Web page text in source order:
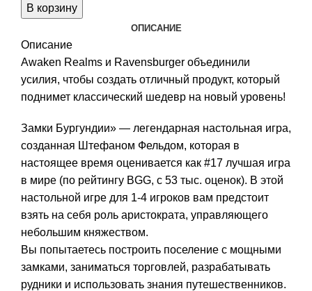
of
Pledges
В корзину
ОПИСАНИЕ
Описание
Awaken Realms и Ravensburger объединили
усилия, чтобы создать отличный продукт, который
поднимет классический шедевр на новый уровень!
Замки Бургундии» — легендарная настольная игра,
созданная Штефаном Фельдом, которая в
настоящее время оценивается как #17 лучшая игра
в мире (по рейтингу BGG, с 53 тыс. оценок). В этой
настольной игре для 1-4 игроков вам предстоит
взять на себя роль аристократа, управляющего
небольшим княжеством.
Вы попытаетесь построить поселение с мощными
замками, заниматься торговлей, разрабатывать
рудники и использовать знания путешественников.